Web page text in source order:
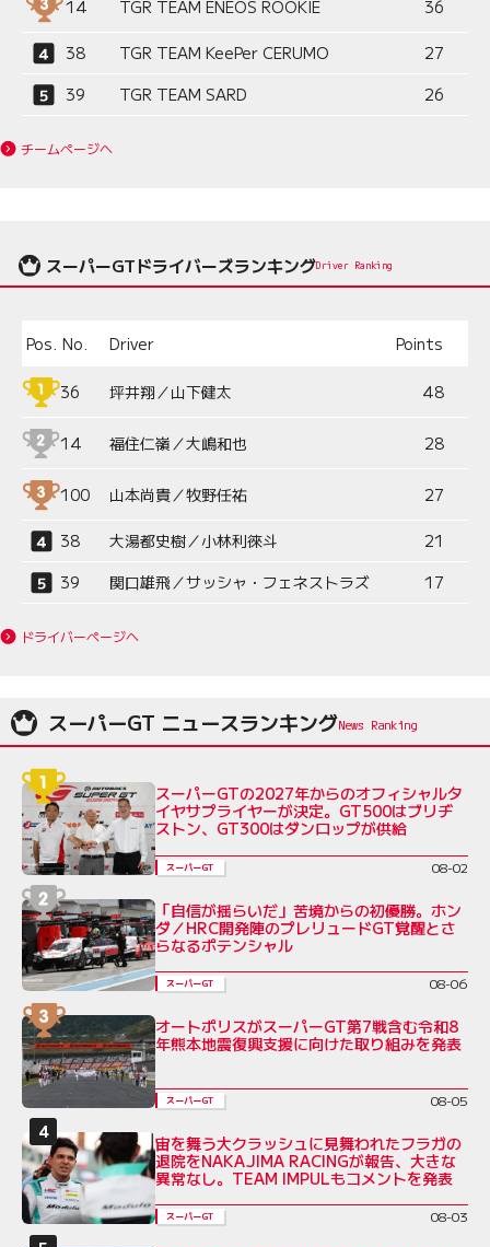
14 TGR TEAM ENEOS ROOKIE 36
38 TGR TEAM KeePer CERUMO
27
39
TGR TEAM SARD 26
チームページへ
スーパーGTドライバーズランキングDriver Ranking
Pos. No. Driver Points
36 坪井翔／山下健太 48
14 福住仁嶺／大嶋和也 28
100 山本尚貴／牧野任祐 27
38 大湯都史樹／小林利徠斗
21
39
関口雄飛／サッシャ・フェネストラズ 17
ドライバーページへ
スーパーGT ニュースランキング
スーパーGTの2027年からのオフィシャルタ
イヤサプライヤーが決定。GT500はブリヂ
ストン、GT300はダンロップが供給
スーパーGT 08-02
「自信が揺らいだ」苦境からの初優勝。ホン
ダ／HRC開発陣のプレリュードGT覚醒とさ
らなるポテンシャル
スーパーGT 08-06
オートポリスがスーパーGT第7戦含む令和8
年熊本地震復興支援に向けた取り組みを発表
スーパーGT 08-05
宙を舞う大クラッシュに見舞われたフラガの
退院をNAKAJIMA RACINGが報告、大きな
異常なし。TEAM IMPULもコメントを発表
スーパーGT 08-03